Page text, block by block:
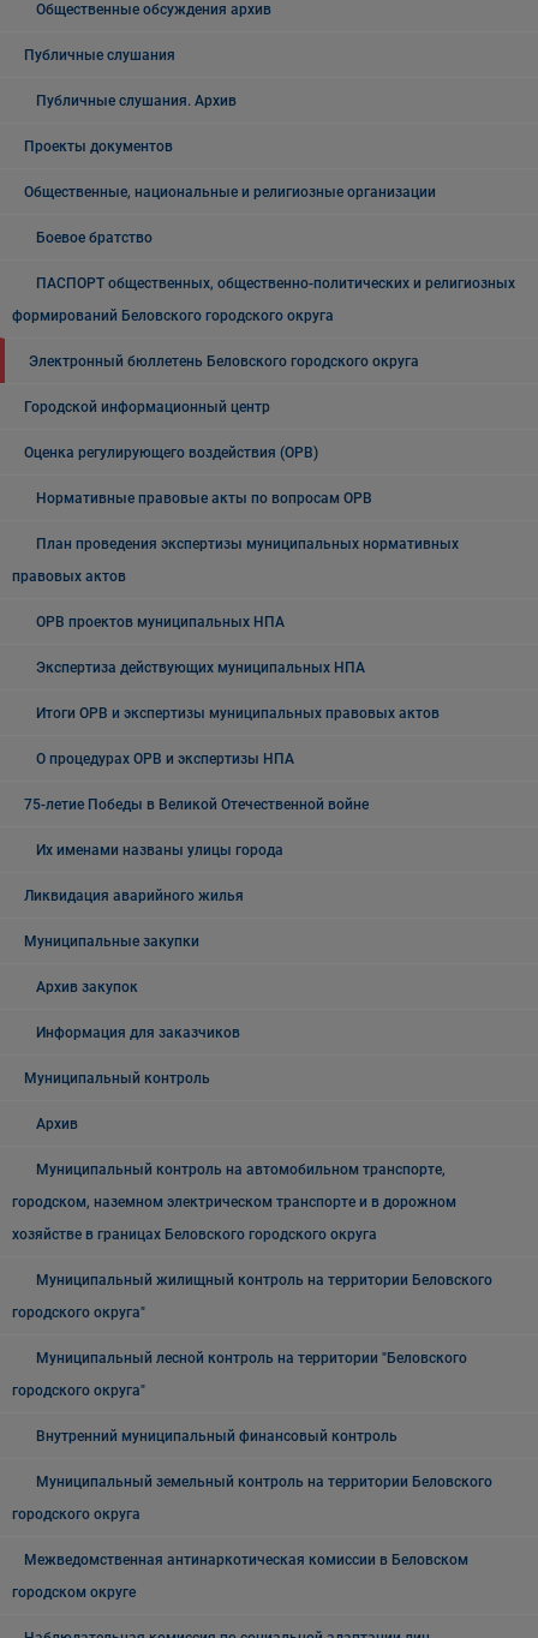
Общественные обсуждения архив
Публичные слушания
Публичные слушания. Архив
Проекты документов
Общественные, национальные и религиозные организации
Боевое братство
ПАСПОРТ общественных, общественно-политических и религиозных
формирований Беловского городского округа
Электронный бюллетень Беловского городского округа
Городской информационный центр
Оценка регулирующего воздействия (ОРВ)
Нормативные правовые акты по вопросам ОРВ
План проведения экспертизы муниципальных нормативных
правовых актов
ОРВ проектов муниципальных НПА
Экспертиза действующих муниципальных НПА
Итоги ОРВ и экспертизы муниципальных правовых актов
О процедурах ОРВ и экспертизы НПА
75-летие Победы в Великой Отечественной войне
Их именами названы улицы города
Ликвидация аварийного жилья
Муниципальные закупки
Архив закупок
Информация для заказчиков
Муниципальный контроль
Архив
Муниципальный контроль на автомобильном транспорте,
городском, наземном электрическом транспорте и в дорожном
хозяйстве в границах Беловского городского округа
Муниципальный жилищный контроль на территории Беловского
городского округа"
Муниципальный лесной контроль на территории "Беловского
городского округа"
Внутренний муниципальный финансовый контроль
Муниципальный земельный контроль на территории Беловского
городского округа
Межведомственная антинаркотическая комиссии в Беловском
городском округе